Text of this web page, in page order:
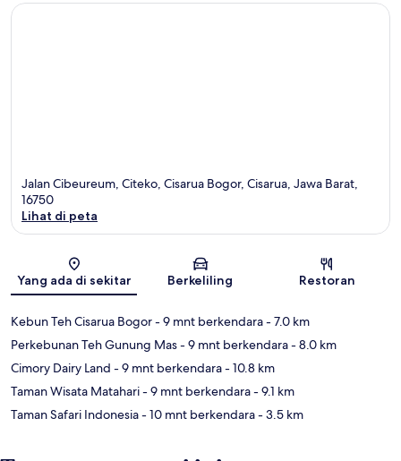
Jalan Cibeureum, Citeko, Cisarua Bogor, Cisarua, Jawa Barat,
16750
Lihat di peta
Yang ada di sekitar Berkeliling Restoran
Kebun Teh Cisarua Bogor- 9 mnt berkendara- 7.0 km
Perkebunan Teh Gunung Mas- 9 mnt berkendara- 8.0 km
Cimory Dairy Land - 9 mnt berkendara- 10.8 km
Taman Wisata Matahari- 9 mnt berkendara- 9.1 km
Taman Safari Indonesia- 10 mnt berkendara- 3.5 km